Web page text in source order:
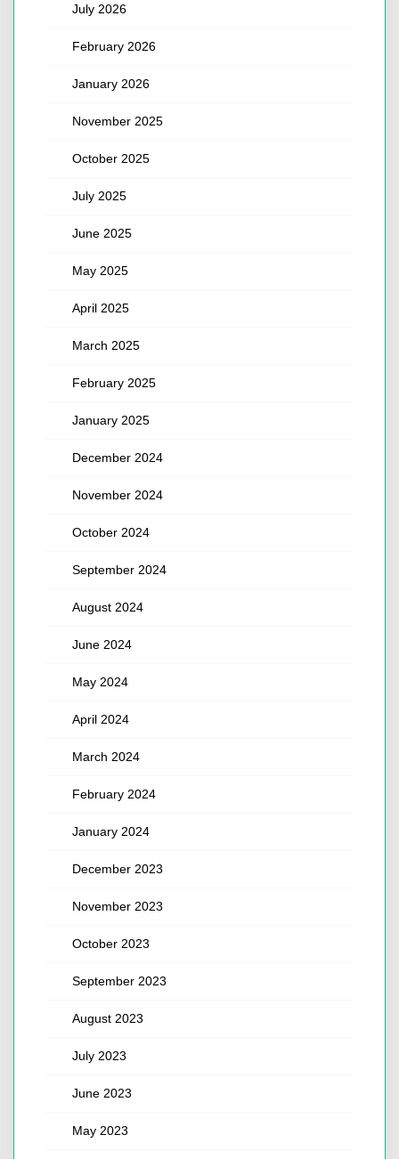
July 2026
February 2026
January 2026
November 2025
October 2025
July 2025
June 2025
May 2025
April 2025
March 2025
February 2025
January 2025
December 2024
November 2024
October 2024
September 2024
August 2024
June 2024
May 2024
April 2024
March 2024
February 2024
January 2024
December 2023
November 2023
October 2023
September 2023
August 2023
July 2023
June 2023
May 2023